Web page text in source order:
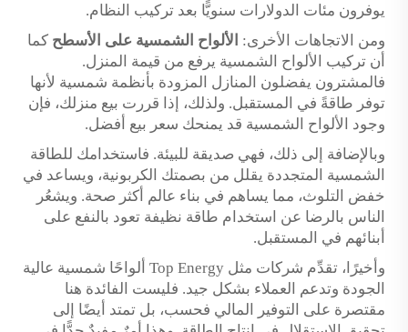
يوفرون مئات الدولارات سنويًّا بعد تركيب النظام.
ومن الاتجاهات الأخرى: الألواح الشمسية على الأسطح كما
أن تركيب الألواح الشمسية يرفع من قيمة المنزل.
فالمشترون يفضلون المنازل المزودة بأنظمة شمسية لأنها
توفر طاقةً في المستقبل. ولذلك، إذا قررت بيع منزلك، فإن
وجود الألواح الشمسية قد يمنحك سعر بيع أفضل.
وبالإضافة إلى ذلك، فهي صديقة للبيئة. فاستخدامك للطاقة
الشمسية المتجددة يقلل من بصمتك الكربونية، ويساعد في
خفض التلوث، مما يساهم في بناء عالم أكثر صحة. ويشعُر
الناس بالرضا عن استخدام طاقة نظيفة تعود بالنفع على
أبنائهم في المستقبل.
وأخيرًا، تقدِّم شركات مثل Top Energy ألواحًا شمسية عالية
الجودة وتدعم العملاء بشكل جيد. فليست الفائدة هنا
مقتصرة على التوفير المالي فحسب، بل تمتد أيضًا إلى